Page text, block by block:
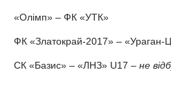
«Олімп» – ФК «УТК»
ФК «Златокрай-2017» – «Ураган-
СК «Базис» – «ЛНЗ» U17 – не